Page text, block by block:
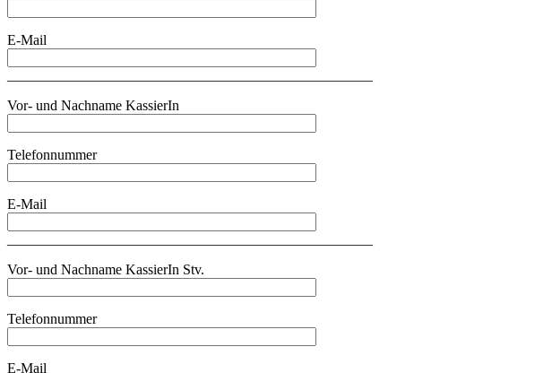
E-Mail
Vor- und Nachname KassierIn
Telefonnummer
E-Mail
Vor- und Nachname KassierIn Stv.
Telefonnummer
E-Mail